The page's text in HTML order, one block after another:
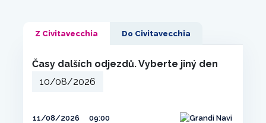
Z Civitavecchia Do Civitavecchia
Časy dalších odjezdů. Vyberte jiný den
11/08/2026 09:00